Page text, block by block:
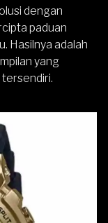
dengan
paduan
Hasilnya adalah
yang